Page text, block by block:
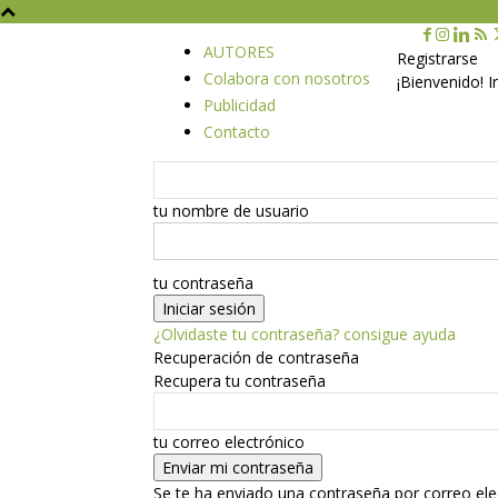
AUTORES
Colabora con nosotros
Publicidad
Contacto
Registrarse
¡Bienvenido!
tu nombre de usuario
tu contraseña
¿Olvidaste tu contraseña? consigue ayuda
Recuperación de contraseña
Recupera tu contraseña
tu correo electrónico
Se te ha enviado una contraseña por correo